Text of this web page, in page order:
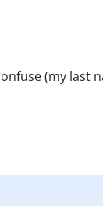
(my last